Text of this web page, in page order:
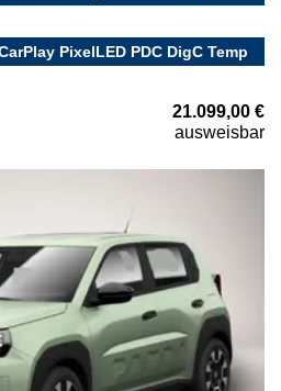
PixelLED PDC DigC Temp
21.099,00 €
ausweisbar